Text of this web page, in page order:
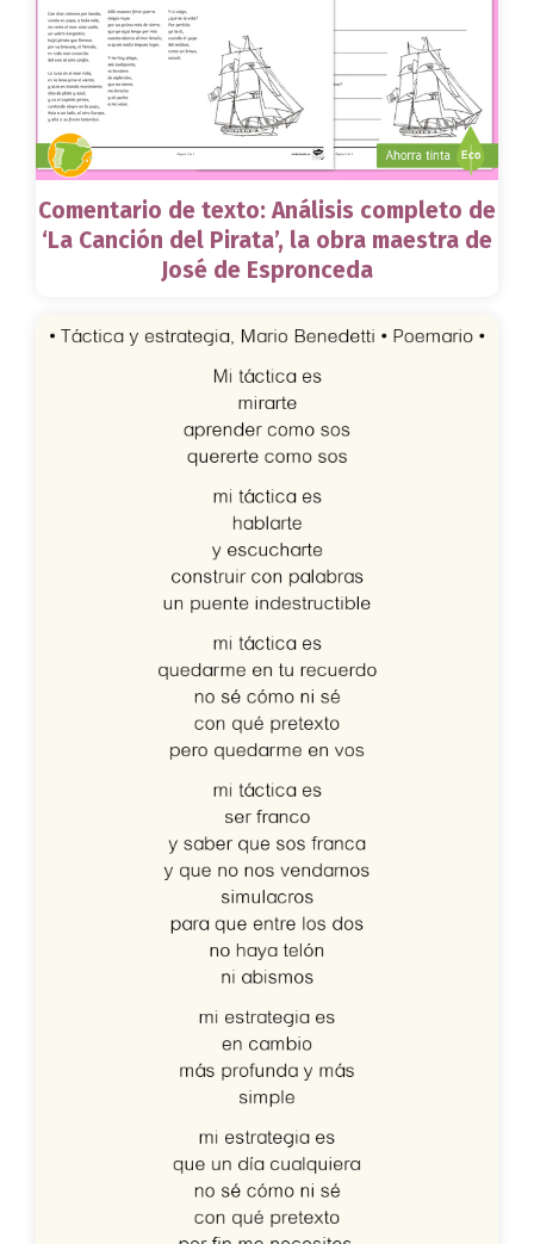
Comentario de texto: Análisis completo de
‘La Canción del Pirata’, la obra maestra de
José de Espronceda